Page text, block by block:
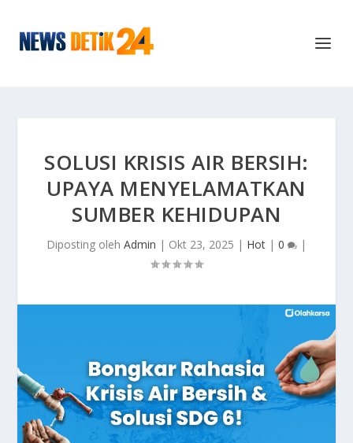
SOLUSI KRISIS AIR BERSIH:
UPAYA MENYELAMATKAN
SUMBER KEHIDUPAN
Diposting oleh Admin | Okt 23, 2025 | Hot | 0 |